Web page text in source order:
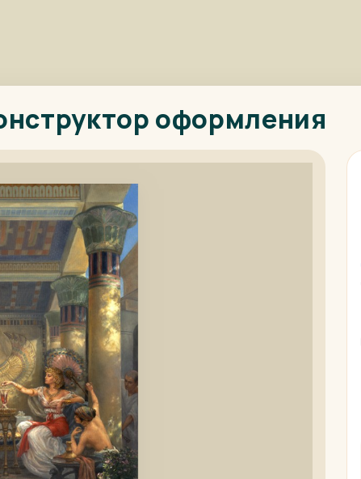
оформления